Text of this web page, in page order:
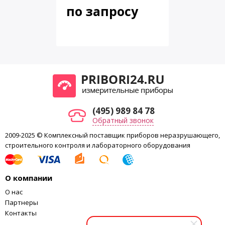
145 x 90 x 35 мм
по запросу
(495) 989 84 78
Обратный звонок
2009-2025 © Комплексный поставщик приборов неразрушающего,
строительного контроля и лабораторного оборудования
О компании
О нас
Партнеры
Контакты